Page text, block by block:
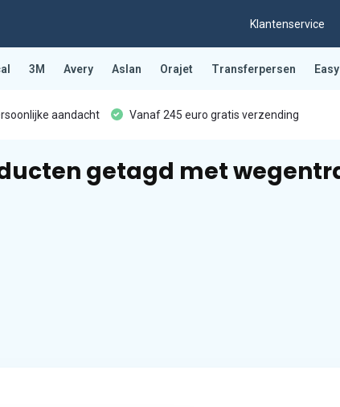
Klantenservice
3M Avery Aslan Orajet Transferpersen
aandacht Vanaf 245 euro gratis verzending
getagd met